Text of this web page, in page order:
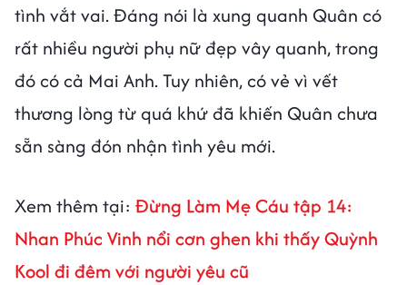
tình vắt vai. Đáng nói là xung quanh Quân có
rất nhiều người phụ nữ đẹp vây quanh, trong
đó có cả Mai Anh. Tuy nhiên, có vẻ vì vết
thương lòng từ quá khứ đã khiến Quân chưa
sẵn sàng đón nhận tình yêu mới.
Xem thêm tại: Đừng Làm Mẹ Cáu tập 14:
Nhan Phúc Vinh nổi cơn ghen khi thấy Quỳnh
Kool đi đêm với người yêu cũ